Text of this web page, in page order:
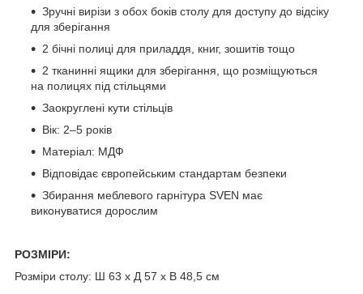
Зручні вирізи з обох боків столу для доступу до відсіку
для зберігання
2 бічні полиці для приладдя, книг, зошитів тощо
2 тканинні ящики для зберігання, що розміщуються
на полицях під стільцями
Заокруглені кути стільців
Вік: 2–5 років
Матеріал: МДФ
Відповідає європейським стандартам безпеки
Збирання меблевого гарнітура SVEN має
виконуватися дорослим
РОЗМІРИ:
Розміри столу: Ш 63 x Д 57 x В 48,5 см